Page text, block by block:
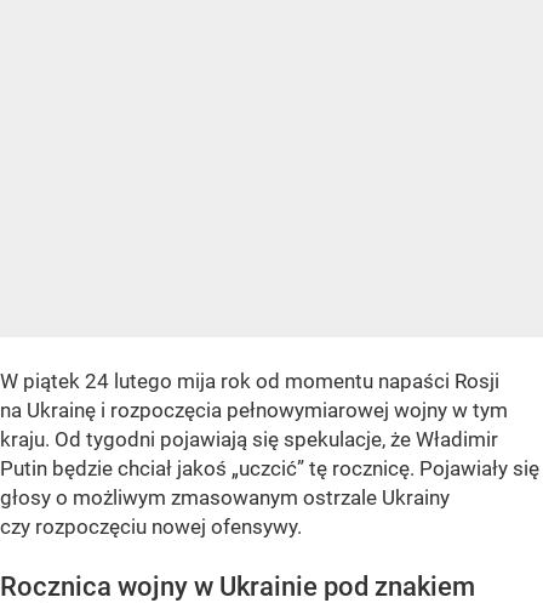
W piątek 24 lutego mija rok od momentu napaści Rosji
na Ukrainę i rozpoczęcia pełnowymiarowej wojny w tym
kraju. Od tygodni pojawiają się spekulacje, że Władimir
Putin będzie chciał jakoś „uczcić” tę rocznicę. Pojawiały się
głosy o możliwym zmasowanym ostrzale Ukrainy
czy rozpoczęciu nowej ofensywy.
Rocznica wojny w Ukrainie pod znakiem